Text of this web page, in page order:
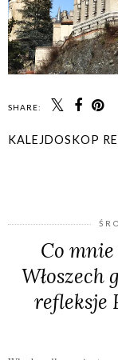
SHARE:
KALEJDOSKOP
Co
Włoszech
refleksje